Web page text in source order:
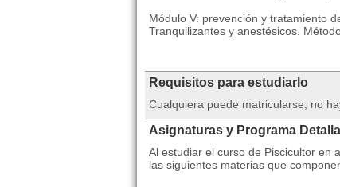
Módulo V: prevención y tratamiento
Tranquilizantes y anestésicos.
Requisitos para estudiarlo
Cualquiera puede matricularse, no
Asignaturas y Programa
Al estudiar el curso de Piscicultor en
las siguientes materias que